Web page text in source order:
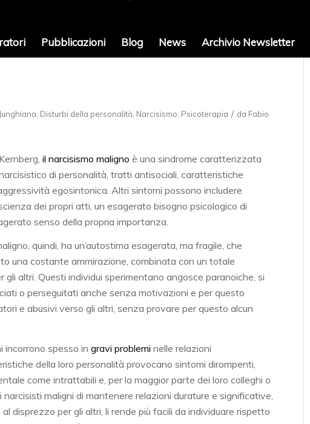
Pubblicazioni Blog News Archivio Newsletter
Disturbi della personalità Narcisismo Psicoterapia / da Fabio
il narcisismo maligno è una sindrome caratterizzata
di personalità, tratti antisociali, caratteristiche
egosintonica. Altri sintomi possono includere
dei propri atti, un esagerato bisogno psicologico di
senso della propria importanza.
quindi, ha un’autostima esagerata, ma fragile, che
una costante ammirazione, combinata con un totale
gli altri. Questi individui sperimentano angosce paranoiche, si
o perseguitati anche senza motivazioni e per questo
e abusivi verso gli altri, senza provare per questo alcun
incorrono spesso in gravi problemi nelle relazioni
della loro personalità provocano sintomi dirompenti,
come intrattabili e, per la maggior parte dei loro colleghi o
maligni di mantenere relazioni durature e significative,
disprezzo per gli altri, li rende più facili da individuare rispetto